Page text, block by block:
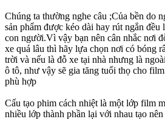
Chúng ta thường nghe câu ;Của bền do
sản phẩm được kéo dài hay rút ngắn đều
con người.Vì vậy bạn nên cân nhắc nơi
xe quá lâu thì hãy lựa chọn nơi có bóng
trời và nếu là đỗ xe tại nhà nhưng là
ô tô, như vậy sẽ gia tăng tuổi thọ cho
phù hợp
Cấu tạo phim cách nhiệt là một lớp film
nhiều lớp thành phần lại với nhau tạo